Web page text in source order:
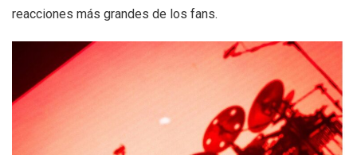
reacciones más grandes de los fans.